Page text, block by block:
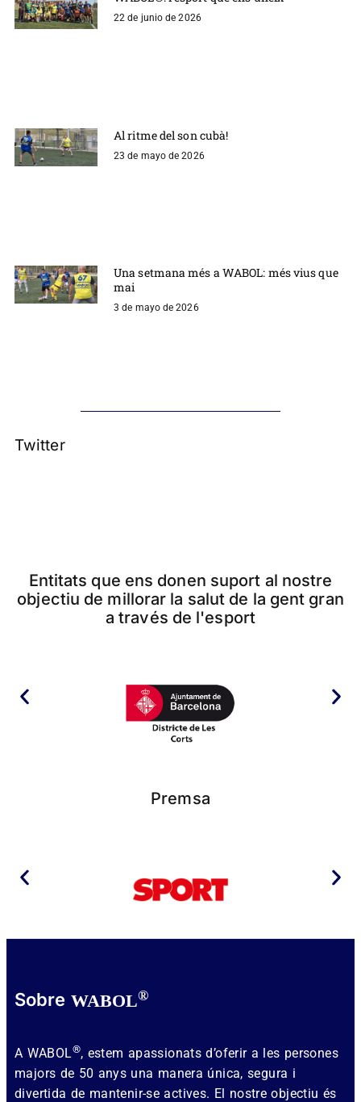
22 de junio de 2026
Al ritme del son cubà!
23 de mayo de 2026
Una setmana més a WABOL: més vius que
mai
3 de mayo de 2026
Twitter
Entitats que ens donen suport al nostre
objectiu de millorar la salut de la gent gran
a través de l'esport
Premsa
Sobre WABOL®
A WABOL®, estem apassionats d’oferir a les persones
majors de 50 anys una manera única, segura i
divertida de mantenir-se actives. El nostre objectiu és